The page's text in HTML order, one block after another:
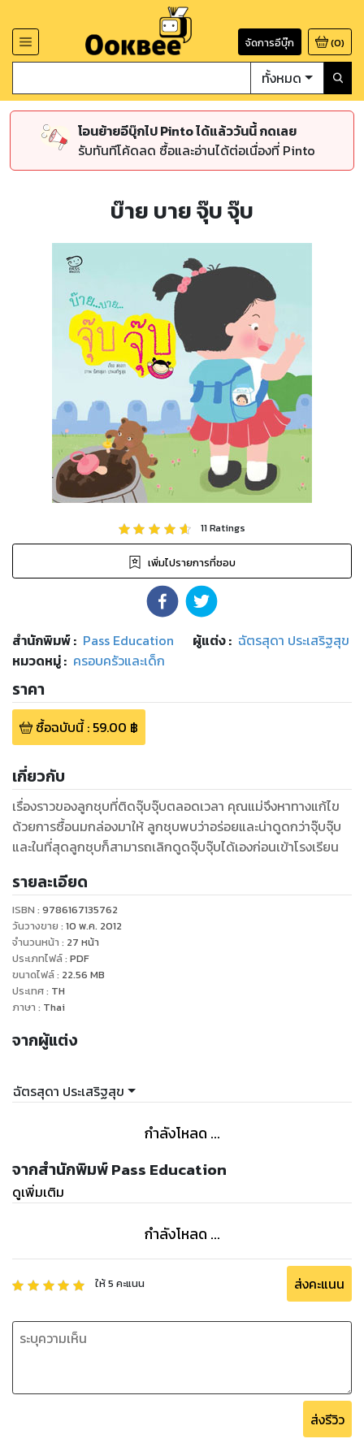
จัดการอีบุ๊ก (0)
ทั้งหมด
โอนย้ายอีบุ๊กไป Pinto ได้แล้ววันนี้ กดเลย
รับทันทีโค้ดลด ซื้อและอ่านได้ต่อเนื่องที่ Pinto
บ๊าย บาย จุ๊บ จุ๊บ
11Ratings
เพิ่มไปรายการที่ชอบ
สำนักพิมพ์: Pass Education ผู้แต่ง : ฉัตรสุดา ประเสริฐสุข
หมวดหมู่: ครอบครัวและเด็ก
ราคา
ซื้อฉบับนี้: 59.00 ฿
เกี่ยวกับ
เรื่องราวของลูกชุบที่ติดจุ๊บจุ๊บตลอดเวลา คุณแม่จึงหาทางแก้ไข
ด้วยการซื้อนมกล่องมาให้ ลูกชุบพบว่าอร่อยและน่าดูดกว่าจุ๊บจุ๊บ
และในที่สุดลูกชุบก็สามารถเลิกดูดจุ๊บจุ๊บได้เองก่อนเข้าโรงเรียน
รายละเอียด
ISBN : 9786167135762
วันวางขาย : 10 พ.ค. 2012
จำนวนหน้า : 27 หน้า
ประเภทไฟล์: PDF
ขนาดไฟล์: 22.56 MB
ประเทศ: TH
ภาษา : Thai
จากผู้แต่ง
ฉัตรสุดา ประเสริฐสุข
กำลังโหลด ...
จากสำนักพิมพ์ Pass Education
ดูเพิ่มเติม
กำลังโหลด ...
ให้5 คะแนน ส่งคะแนน
ส่งรีวิว